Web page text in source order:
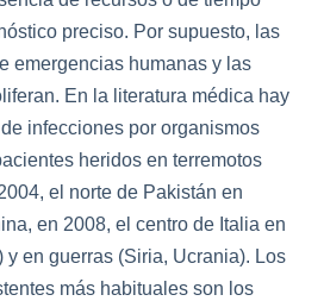
preciso. Por supuesto, las
emergencias humanas y las
En la literatura médica hay
infecciones por organismos
heridos en terremotos
el norte de Pakistán en
en 2008, el centro de Italia en
y en guerras (Siria, Ucrania). Los
más habituales son los